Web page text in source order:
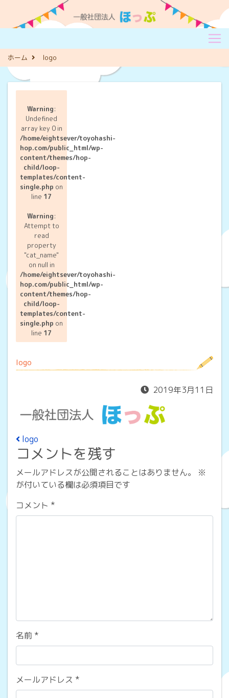
ホーム logo
Warning:
Undefined
array key 0 in
/home/eightsever/toyohashi-
hop.com/public_html/wp-
content/themes/hop-
child/loop-
templates/content-
single.php on
line 17
Warning:
Attempt to
read
property
"cat_name"
on null in
/home/eightsever/toyohashi-
hop.com/public_html/wp-
content/themes/hop-
child/loop-
templates/content-
single.php on
line 17
logo
2019年3月11日
投稿ナビゲーション
logo
コメントを残す
メールアドレスが公開されることはありません。
※
が付いている欄は必須項目です
コメント *
名前 *
メールアドレス *